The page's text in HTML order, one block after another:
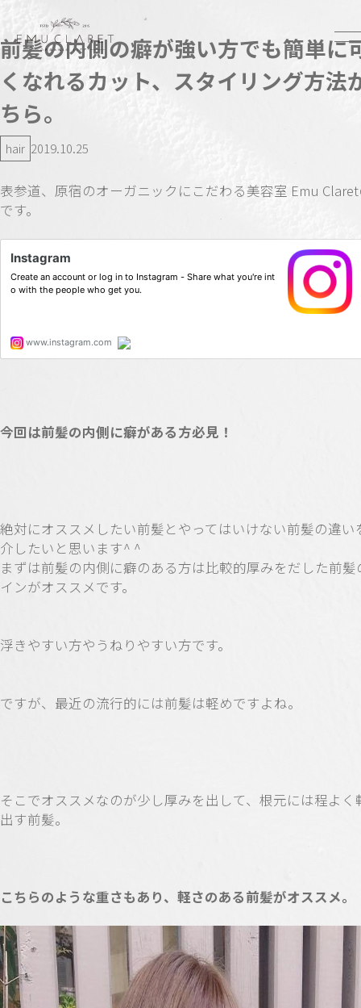
前髪の内側の癖が強い方でも簡単に
くなれるカット、スタイリング方法
ちら。
hair 2019.10.25
表参道、原宿のオーガニックにこだわる美容室 Emu
です。
今回は前髪の内側に癖がある方必見！
絶対にオススメしたい前髪とやってはいけない前髪の違い
介したいと思います^ ^
まずは前髪の内側に癖のある方は比較的厚みをだした前髪
インがオススメです。
浮きやすい方やうねりやすい方です。
ですが、最近の流行的には前髪は軽めですよね。
そこでオススメなのが少し厚みを出して、根元には程よく
出す前髪。
こちらのような重さもあり、軽さのある前髪がオススメ。